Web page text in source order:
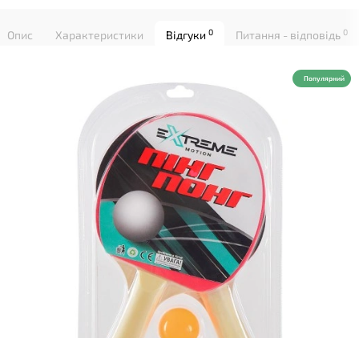
Опис Характеристики Відгуки 0 Питання - відповідь 0
Популярний